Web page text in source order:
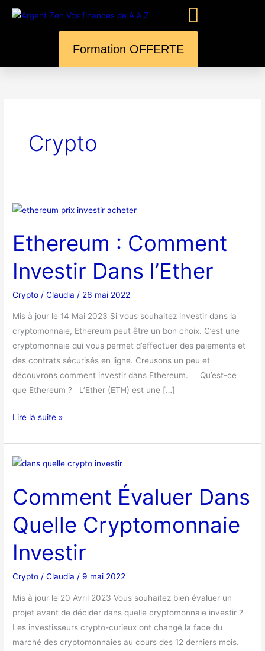
Aller
Formation OFFERTE
Crypto
Ethereum : Comment
Investir Dans l’Ether
Crypto /Claudia/ 26 mai 2022
Mis à jour le 14 Mai 2023 Si vous souhaitez investir dans la
cryptomonnaie, Ethereum peut être un bon choix. C’est une
cryptomonnaie qui vous permet d’effectuer des paiements et
des contrats sécurisés en ligne. Creusons un peu et
découvrons comment investir dans Ethereum. Qu’est-ce
que Ethereum ? L’Ether (ETH) est une […]
Ethereum
Comment
Investir
Dans
Lire la suite »
Comment Évaluer Dans
Quelle Cryptomonnaie
Investir
Crypto /Claudia / 9 mai 2022
Mis à jour le 20 Avril 2023 Vous souhaitez bien évaluer un
projet avant de décider dans quelle cryptomonnaie investir ?
Les investisseurs crypto-curieux ont changé la face du
marché des cryptomonnaies au cours des 12 derniers mois.
Comment
Dans
Quelle
Cryptomonnaie
Investir